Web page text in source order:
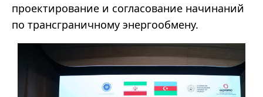
проектирование и согласование начинаний
по трансграничному энергообмену.